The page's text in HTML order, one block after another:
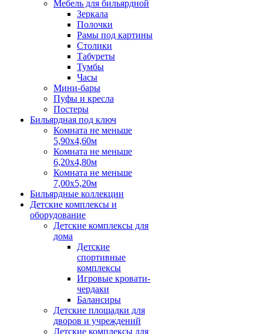
Мебель для бильярдной
Зеркала
Полочки
Рамы под картины
Столики
Табуреты
Тумбы
Часы
Мини-бары
Пуфы и кресла
Постеры
Бильярдная под ключ
Комната не меньше
5,90х4,60м
Комната не меньше
6,20х4,80м
Комната не меньше
7,00х5,20м
Бильярдные коллекции
Детские комплексы и
оборудование
Детские комплексы для
дома
Детские
спортивные
комплексы
Игровые кровати-
чердаки
Балансиры
Детские площадки для
дворов и учреждений
Детские комплексы для